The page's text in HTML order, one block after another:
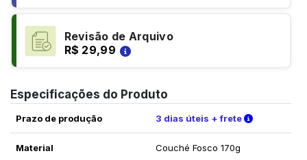
Revisão de Arquivo
R$ 29,99
Especificações do Produto
Prazo de produção 3 dias úteis + frete Verifique
Material Couché Fosco 170g